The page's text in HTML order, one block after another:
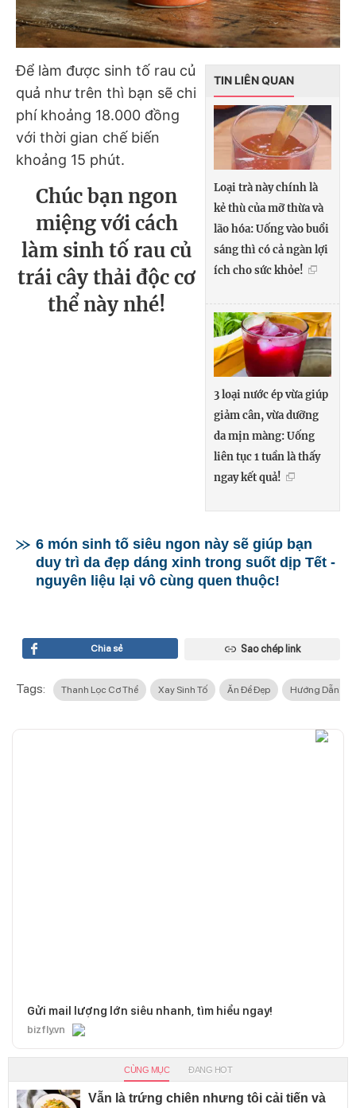
TIN LIÊN QUAN
Loại trà này chính là
kẻ thù của mỡ thừa và
lão hóa: Uống vào buổi
sáng thì có cả ngàn lợi
ích cho sức khỏe!
3 loại nước ép vừa giúp
giảm cân, vừa dưỡng
da mịn màng: Uống
liên tục 1 tuần là thấy
ngay kết quả!
Để làm được sinh tố rau củ
quả như trên thì bạn sẽ chi
phí khoảng 18.000 đồng
với thời gian chế biến
khoảng 15 phút.
Chúc bạn ngon
miệng với cách
làm sinh tố rau củ
trái cây thải độc cơ
thể này nhé!
6 món sinh tố siêu ngon này sẽ giúp bạn
duy trì da đẹp dáng xinh trong suốt dịp Tết -
nguyên liệu lại vô cùng quen thuộc!
Chia sẻ Sao chép link
Tags: Thanh Lọc Cơ Thể Xay Sinh Tố Ăn Để Đẹp Hướng Dẫn
Gửi mail lượng lớn siêu nhanh, tìm hiểu ngay!
bizfly.vn
CÙNG MỤC ĐANG HOT
Vẫn là trứng chiên nhưng tôi cải tiến và